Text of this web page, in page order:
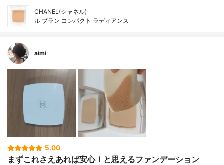
CHANEL(シャネル)
ル ブラン コンパクト ラディアンス
aimi
5.00
まずこれさえあれば安心！と思えるファンデーション